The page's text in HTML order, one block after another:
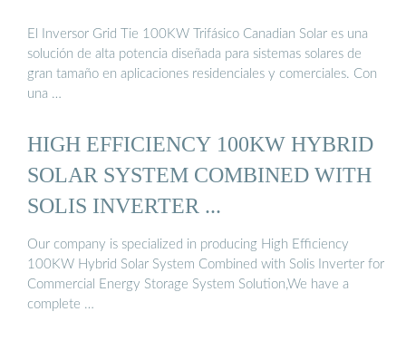
El Inversor Grid Tie 100KW Trifásico Canadian Solar es una
solución de alta potencia diseñada para sistemas solares de
gran tamaño en aplicaciones residenciales y comerciales. Con
una …
HIGH EFFICIENCY 100KW HYBRID
SOLAR SYSTEM COMBINED WITH
SOLIS INVERTER ...
Our company is specialized in producing High Efficiency
100KW Hybrid Solar System Combined with Solis Inverter for
Commercial Energy Storage System Solution,We have a
complete …